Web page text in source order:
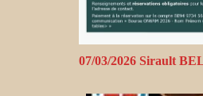
07/03/2026 Sirault